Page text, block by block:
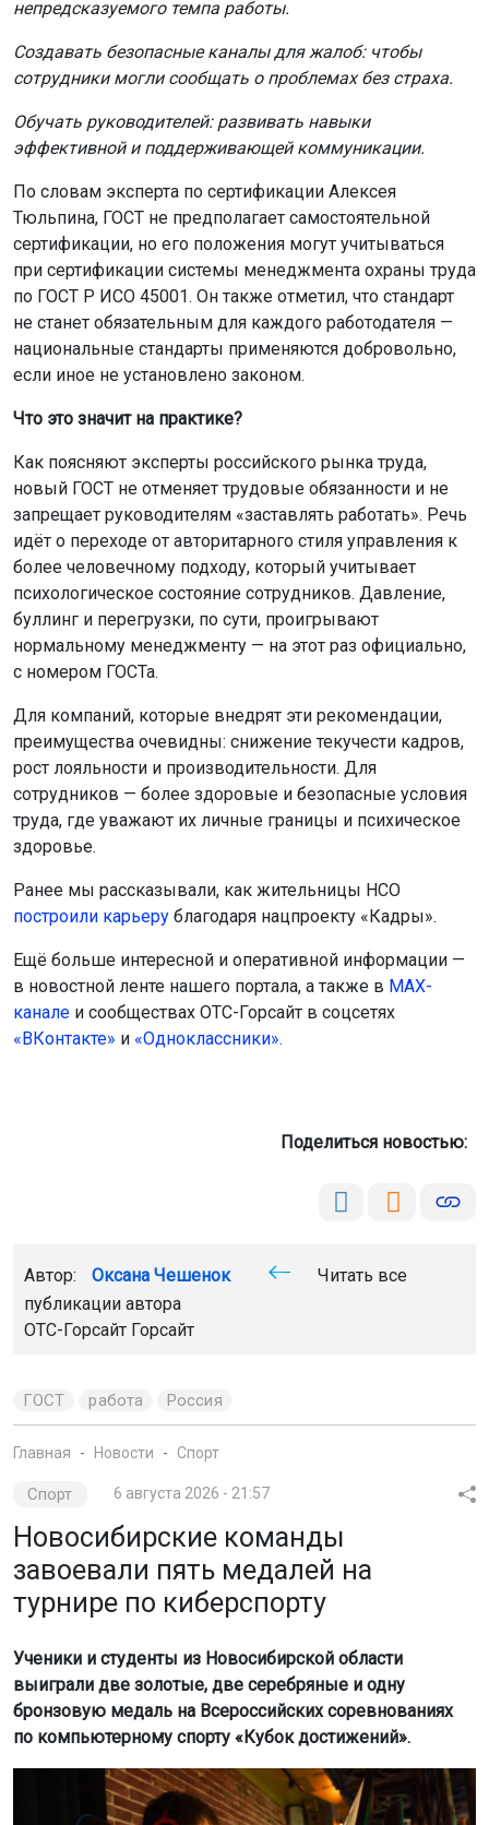
непредсказуемого темпа работы.
Создавать безопасные каналы для жалоб: чтобы
сотрудники могли сообщать о проблемах без страха.
Обучать руководителей: развивать навыки
эффективной и поддерживающей коммуникации.
По словам эксперта по сертификации Алексея
Тюльпина, ГОСТ не предполагает самостоятельной
сертификации, но его положения могут учитываться
при сертификации системы менеджмента охраны труда
по ГОСТ Р ИСО 45001. Он также отметил, что стандарт
не станет обязательным для каждого работодателя —
национальные стандарты применяются добровольно,
если иное не установлено законом.
Что это значит на практике?
Как поясняют эксперты российского рынка труда,
новый ГОСТ не отменяет трудовые обязанности и не
запрещает руководителям «заставлять работать». Речь
идёт о переходе от авторитарного стиля управления к
более человечному подходу, который учитывает
психологическое состояние сотрудников. Давление,
буллинг и перегрузки, по сути, проигрывают
нормальному менеджменту — на этот раз официально,
с номером ГОСТа.
Для компаний, которые внедрят эти рекомендации,
преимущества очевидны: снижение текучести кадров,
рост лояльности и производительности. Для
сотрудников — более здоровые и безопасные условия
труда, где уважают их личные границы и психическое
здоровье.
Ранее мы рассказывали, как жительницы НСО
построили карьеру благодаря нацпроекту «Кадры».
Ещё больше интересной и оперативной информации —
в новостной ленте нашего портала, а также в МАХ-
канале и сообществах ОТС-Горсайт в соцсетях
«ВКонтакте» и «Одноклассники».
Поделиться новостью:
Автор: Оксана Чешенок
Читать все
публикации автора
ОТС-Горсайт Горсайт
ГОСТ работа Россия
Главная Новости Спорт
Спорт 6 августа 2026 - 21:57
Новосибирские команды
завоевали пять медалей на
турнире по киберспорту
Ученики и студенты из Новосибирской области
выиграли две золотые, две серебряные и одну
бронзовую медаль на Всероссийских соревнованиях
по компьютерному спорту «Кубок достижений».